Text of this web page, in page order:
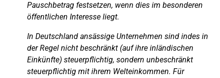
Pauschbetrag festsetzen, wenn dies im besonderen
öffentlichen Interesse liegt.
In Deutschland ansässige Unternehmen sind indes in
der Regel nicht beschränkt (auf ihre inländischen
Einkünfte) steuerpflichtig, sondern unbeschränkt
steuerpflichtig mit ihrem Welteinkommen. Für